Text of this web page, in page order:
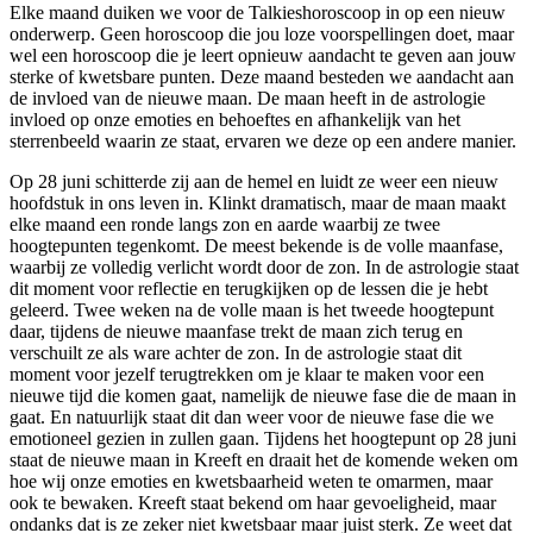
Elke maand duiken we voor de Talkieshoroscoop in op een nieuw
onderwerp. Geen horoscoop die jou loze voorspellingen doet, maar
wel een horoscoop die je leert opnieuw aandacht te geven aan jouw
sterke of kwetsbare punten. Deze maand besteden we aandacht aan
de invloed van de nieuwe maan. De maan heeft in de astrologie
invloed op onze emoties en behoeftes en afhankelijk van het
sterrenbeeld waarin ze staat, ervaren we deze op een andere manier.
Op 28 juni schitterde zij aan de hemel en luidt ze weer een nieuw
hoofdstuk in ons leven in. Klinkt dramatisch, maar de maan maakt
elke maand een ronde langs zon en aarde waarbij ze twee
hoogtepunten tegenkomt. De meest bekende is de volle maanfase,
waarbij ze volledig verlicht wordt door de zon. In de astrologie staat
dit moment voor reflectie en terugkijken op de lessen die je hebt
geleerd. Twee weken na de volle maan is het tweede hoogtepunt
daar, tijdens de nieuwe maanfase trekt de maan zich terug en
verschuilt ze als ware achter de zon. In de astrologie staat dit
moment voor jezelf terugtrekken om je klaar te maken voor een
nieuwe tijd die komen gaat, namelijk de nieuwe fase die de maan in
gaat. En natuurlijk staat dit dan weer voor de nieuwe fase die we
emotioneel gezien in zullen gaan. Tijdens het hoogtepunt op 28 juni
staat de nieuwe maan in Kreeft en draait het de komende weken om
hoe wij onze emoties en kwetsbaarheid weten te omarmen, maar
ook te bewaken. Kreeft staat bekend om haar gevoeligheid, maar
ondanks dat is ze zeker niet kwetsbaar maar juist sterk. Ze weet dat